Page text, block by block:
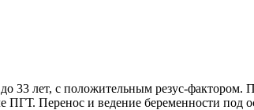
33 лет, с положительным резус-
ПГТ. Перенос и ведение беременности